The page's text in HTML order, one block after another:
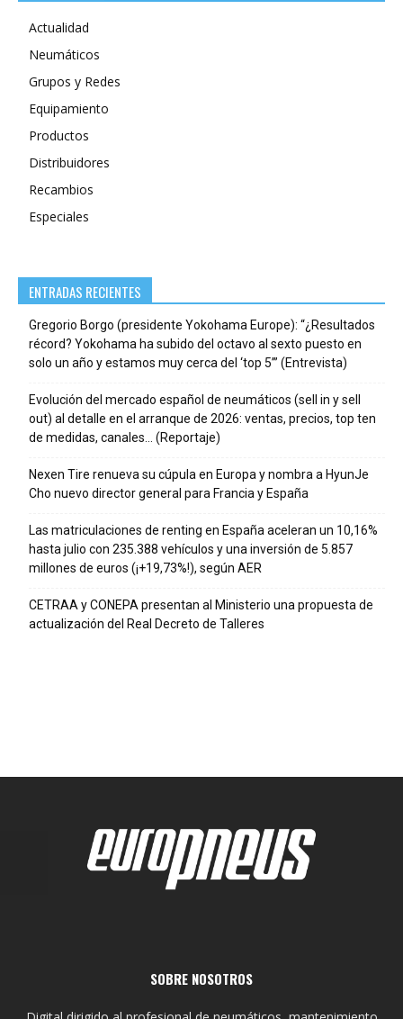
Actualidad
Neumáticos
Grupos y Redes
Equipamiento
Productos
Distribuidores
Recambios
Especiales
ENTRADAS RECIENTES
Gregorio Borgo (presidente Yokohama Europe): “¿Resultados
récord? Yokohama ha subido del octavo al sexto puesto en
solo un año y estamos muy cerca del ‘top 5’” (Entrevista)
Evolución del mercado español de neumáticos (sell in y sell
out) al detalle en el arranque de 2026: ventas, precios, top ten
de medidas, canales… (Reportaje)
Nexen Tire renueva su cúpula en Europa y nombra a HyunJe
Cho nuevo director general para Francia y España
Las matriculaciones de renting en España aceleran un 10,16%
hasta julio con 235.388 vehículos y una inversión de 5.857
millones de euros (¡+19,73%!), según AER
CETRAA y CONEPA presentan al Ministerio una propuesta de
actualización del Real Decreto de Talleres
SOBRE NOSOTROS